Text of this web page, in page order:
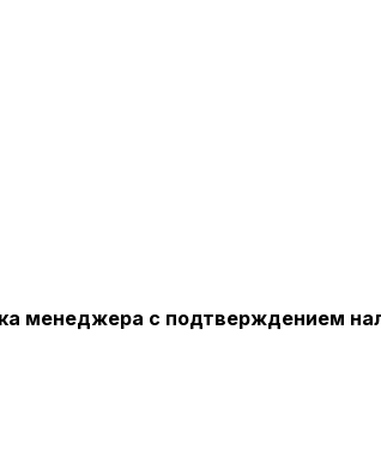
менеджера с подтверждением